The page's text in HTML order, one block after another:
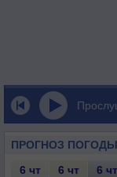
ПРОГНОЗ
6 чт 6 чт 6 чт